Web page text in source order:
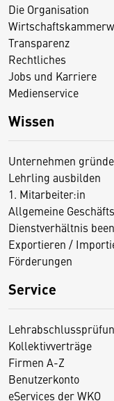
Die Organisation
Transparenz
Rechtliches
Jobs und Karriere
Medienservice
Wissen
Unternehmen
Lehrling ausbilden
1. Mitarbeiter:in
Allgemeine
Dienstverhältnis
Exportieren /
Förderungen
Service
Kollektivverträge
Firmen A-Z
Benutzerkonto
eServices der WKO